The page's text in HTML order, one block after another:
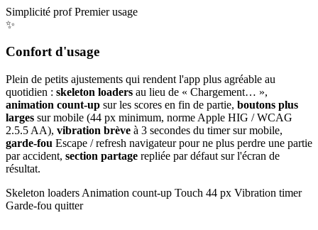
Simplicité prof Premier usage
✨
Confort d'usage
Plein de petits ajustements qui rendent l'app plus agréable au
quotidien : skeleton loaders au lieu de « Chargement… »,
animation count-up sur les scores en fin de partie, boutons plus
larges sur mobile (44 px minimum, norme Apple HIG / WCAG
2.5.5 AA), vibration brève à 3 secondes du timer sur mobile,
garde-fou Escape / refresh navigateur pour ne plus perdre une partie
par accident, section partage repliée par défaut sur l'écran de
résultat.
Skeleton loaders Animation count-up Touch 44 px Vibration timer
Garde-fou quitter